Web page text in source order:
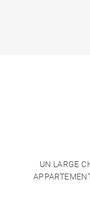
UN LARGE